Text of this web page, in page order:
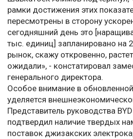
рамки достижения этих
пересмотрены в сторону
сегодняшний день это
тыс. единиц] запланировано на
рынок, скажу откровенно,
ожидали», - констатировал
генерального директора.
Особое внимание в обновленной
уделяется
Представитель руководства
подтвердил наличие твердых
поставок джизакских